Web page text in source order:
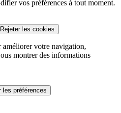
vos préférences à tout moment.
Rejeter les cookies
votre navigation,
montrer des informations
les préférences